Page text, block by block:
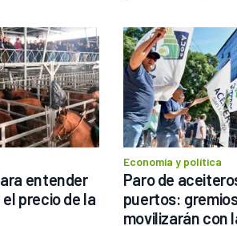
entender
precio de la
Economía y política
Paro de
puertos:
movilizarán con